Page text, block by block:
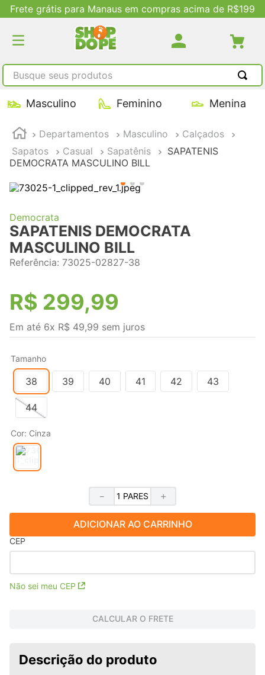
Frete grátis para Manaus em compras acima de R$199
Busque seus produtos
Masculino Feminino Menina
Departamentos Masculino
Calçados
Sapatos
Casual Sapatênis
SAPATENIS
DEMOCRATA MASCULINO BILL
Democrata
SAPATENIS DEMOCRATA
MASCULINO BILL
Referência: 73025-02827-38
R$ 299,99
Em até 6x R$ 49,99 sem juros
Tamanho
38 39 40 41 42 43
44
Cor: Cinza
＋
－
ADICIONAR AO CARRINHO
CEP
Não sei meu CEP
CALCULAR O FRETE
Descrição do produto
TERMOS MAIS BUSCADOS
2
tenis feminino
3º
kenner